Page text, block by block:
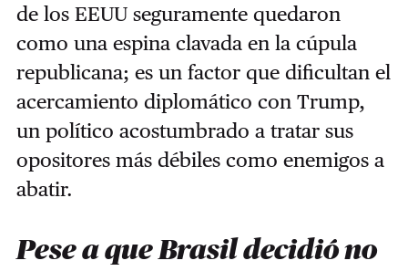
de los EEUU seguramente quedaron
como una espina clavada en la cúpula
republicana; es un factor que dificultan el
acercamiento diplomático con Trump,
un político acostumbrado a tratar sus
opositores más débiles como enemigos a
abatir.
Pese a que Brasil decidió no